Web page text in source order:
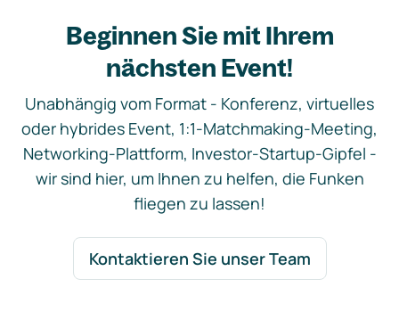
Beginnen Sie mit Ihrem
nächsten Event!
Unabhängig vom Format - Konferenz, virtuelles
oder hybrides Event, 1:1-Matchmaking-Meeting,
Networking-Plattform, Investor-Startup-Gipfel -
wir sind hier, um Ihnen zu helfen, die Funken
fliegen zu lassen!
Kontaktieren Sie unser Team